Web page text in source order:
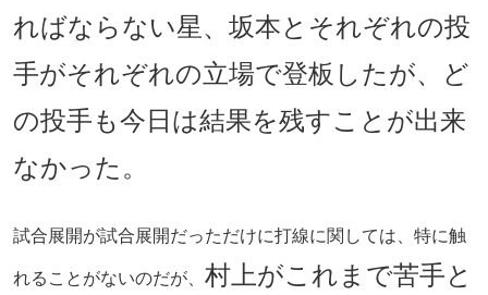
ればならない星、坂本とそれぞれの投
手がそれぞれの立場で登板したが、ど
の投手も今日は結果を残すことが出来
なかった。
試合展開が試合展開だっただけに打線に関しては、特に触
れることがないのだが、 村上がこれまで苦手と